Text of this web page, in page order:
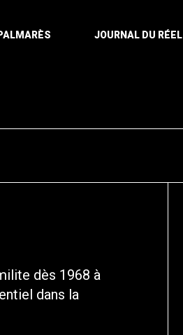
JOURNAL DU RÉEL
dès 1968 à
dans la